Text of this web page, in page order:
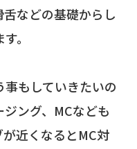
などの基礎からし
。
もしていきたいの
ング、MCなども
近くなるとMC対